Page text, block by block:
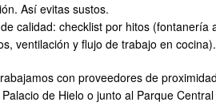
Así evitas sustos.
calidad: checklist por hitos
ventilación y flujo de trabajo en cocina).
con proveedores de
de Hielo o junto al Parque